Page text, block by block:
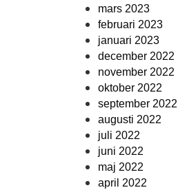
mars 2023
februari 2023
januari 2023
december 2022
november 2022
oktober 2022
september 2022
augusti 2022
juli 2022
juni 2022
maj 2022
april 2022